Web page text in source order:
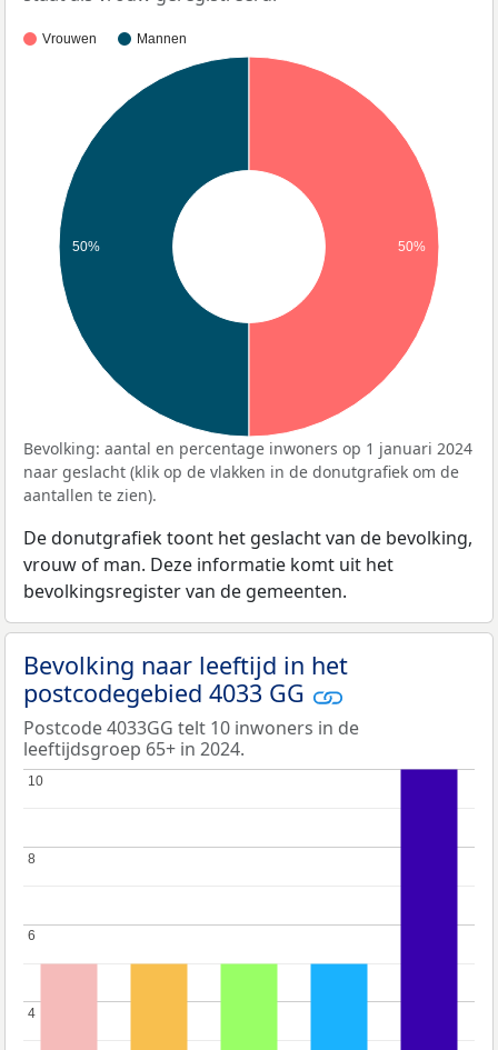
Vrouwen Mannen
50% 50%
Bevolking: aantal en percentage inwoners op 1 januari 2024
naar geslacht (klik op de vlakken in de donutgrafiek om de
aantallen te zien).
De donutgrafiek toont het geslacht van de bevolking,
vrouw of man. Deze informatie komt uit het
bevolkingsregister van de gemeenten.
Bevolking naar leeftijd in het
postcodegebied 4033 GG
Postcode 4033GG telt 10 inwoners in de
leeftijdsgroep 65+ in 2024.
4
4
6
6
8
8
10
10